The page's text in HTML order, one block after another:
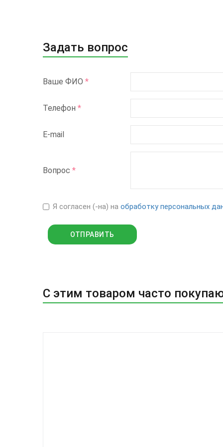
Задать вопрос
Ваше ФИО *
Телефон *
E-mail
Вопрос *
Я согласен (-на) на обработку персональных
С этим товаром часто